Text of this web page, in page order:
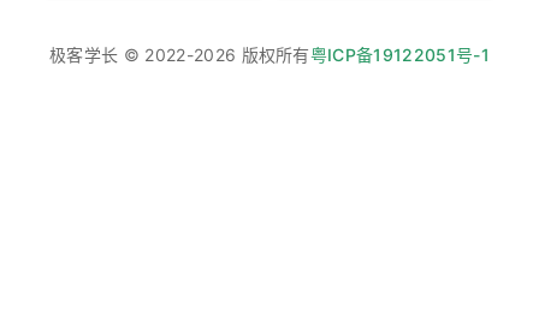
极客学长 © 2022-2026 版权所有粤ICP备19122051号-1